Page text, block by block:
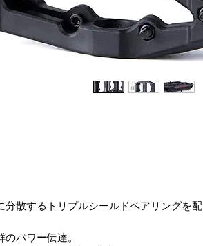
散するトリプルシールドベアリングを配
パワー伝達。